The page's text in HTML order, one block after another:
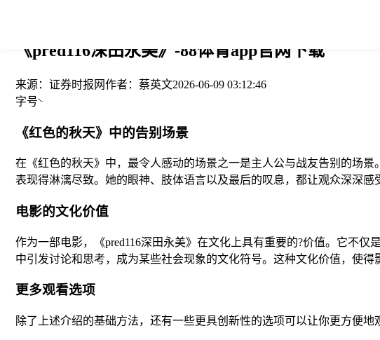
《pred116深田永美》-88体育app官网下载
来源： 证券时报网作者： 蔡英文2026-06-09 03:12:46
字号
《红色的秋天》中的告别场景
在《红色的秋天》中，最令人感动的场景之一是主人公与战友告别的场
表现得淋漓尽致。她的眼神、肢体语言以及最后的叹息，都让观众深深感
电影的文化价值
作为一部电影，《pred116深田永美》在文化上具有重要的?价值。它不
中引发讨论和思考，成为某些社会现象的文化符号。这种文化价值，使得
更多观看选项
除了上述介绍的基础方法，还有一些更具创新性的选项可以让你更方便地